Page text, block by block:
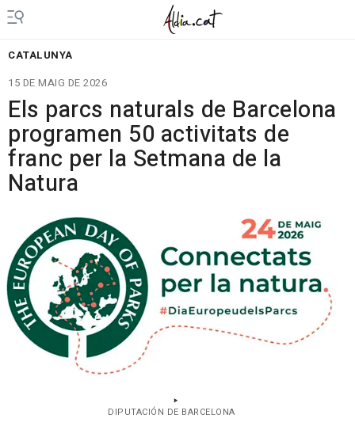
CATALUNYA
15 DE MAIG DE 2026
Els parcs naturals de Barcelona
programen 50 activitats de
franc per la Setmana de la
Natura
DIPUTACIÓN DE BARCELONA